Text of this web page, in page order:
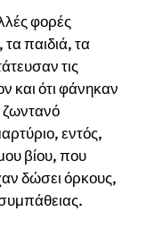
φορές
παιδιά, τα
τις
και ότι φάνηκαν
εντός,
βίου, που
δώσει όρκους,